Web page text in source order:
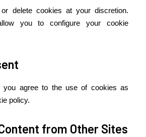
delete cookies at your discretion.
you to configure your cookie
you agree to the use of cookies as
policy.
from Other Sites